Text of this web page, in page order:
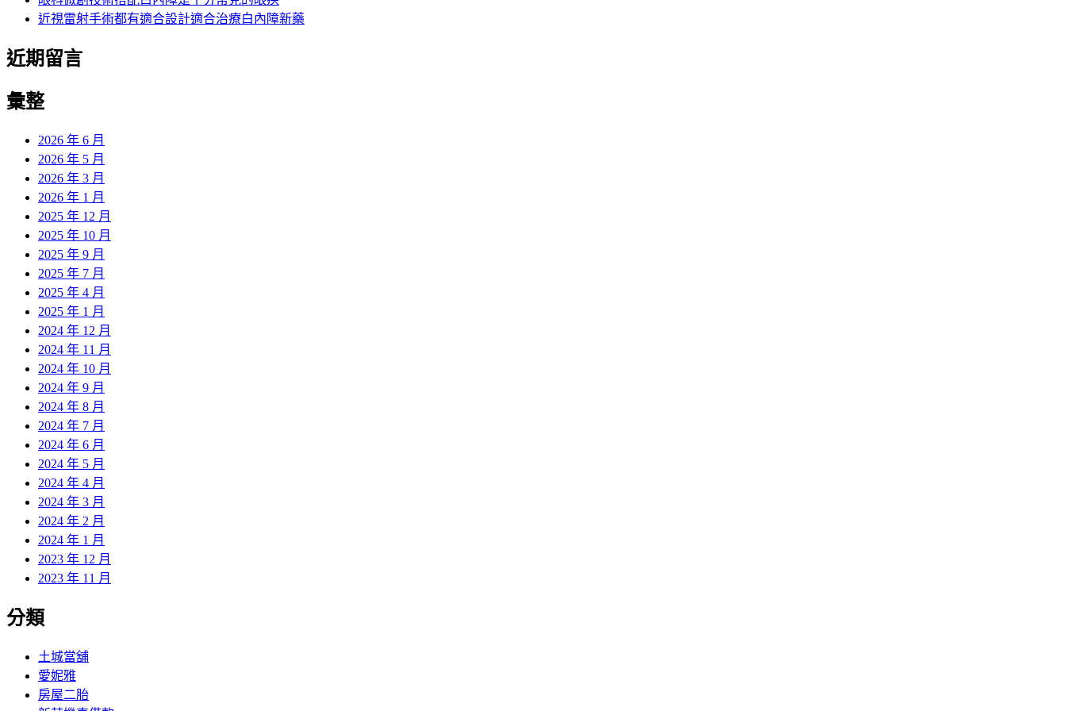
近視雷射手術都有適合設計適合治療白內障新藥
近期留言
彙整
2026 年 6 月
2026 年 5 月
2026 年 3 月
2026 年 1 月
2025 年 12 月
2025 年 10 月
2025 年 9 月
2025 年 7 月
2025 年 4 月
2025 年 1 月
2024 年 12 月
2024 年 11 月
2024 年 10 月
2024 年 9 月
2024 年 8 月
2024 年 7 月
2024 年 6 月
2024 年 5 月
2024 年 4 月
2024 年 3 月
2024 年 2 月
2024 年 1 月
2023 年 12 月
2023 年 11 月
分類
土城當舖
愛妮雅
房屋二胎